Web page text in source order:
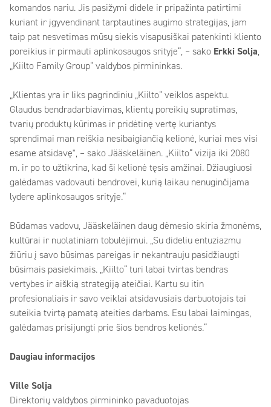
komandos nariu. Jis pasižymi didele ir pripažinta patirtimi
kuriant ir įgyvendinant tarptautines augimo strategijas, jam
taip pat nesvetimas mūsų siekis visapusiškai patenkinti kliento
poreikius ir pirmauti aplinkosaugos srityje“, – sako Erkki Solja,
„Kiilto Family Group“ valdybos pirmininkas.
„Klientas yra ir liks pagrindiniu „Kiilto“ veiklos aspektu.
Glaudus bendradarbiavimas, klientų poreikių supratimas,
tvarių produktų kūrimas ir pridėtinę vertę kuriantys
sprendimai man reiškia nesibaigiančią kelionė, kuriai mes visi
esame atsidavę", – sako Jääskeläinen. „Kiilto“ vizija iki 2080
m. ir po to užtikrina, kad ši kelionė tęsis amžinai. Džiaugiuosi
galėdamas vadovauti bendrovei, kurią laikau nenuginčijama
lydere aplinkosaugos srityje.“
Būdamas vadovu, Jääskeläinen daug dėmesio skiria žmonėms,
kultūrai ir nuolatiniam tobulėjimui. „Su dideliu entuziazmu
žiūriu į savo būsimas pareigas ir nekantrauju pasidžiaugti
būsimais pasiekimais. „Kiilto“ turi labai tvirtas bendras
vertybes ir aiškią strategiją ateičiai. Kartu su itin
profesionaliais ir savo veiklai atsidavusiais darbuotojais tai
suteikia tvirtą pamatą ateities darbams. Esu labai laimingas,
galėdamas prisijungti prie šios bendros kelionės.“
Daugiau informacijos
Ville Solja
Direktorių valdybos pirmininko pavaduotojas